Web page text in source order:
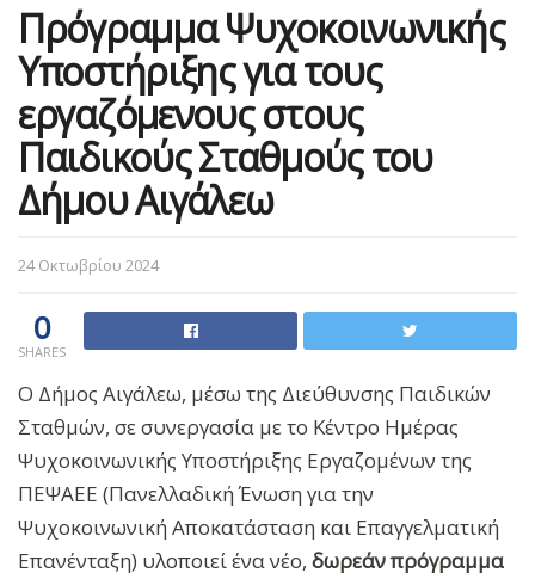
Πρόγραμμα Ψυχοκοινωνικής
Υποστήριξης για τους
εργαζόμενους στους
Παιδικούς Σταθμούς του
Δήμου Αιγάλεω
24 Οκτωβρίου 2024
0
SHARES
Ο Δήμος Αιγάλεω, μέσω της Διεύθυνσης Παιδικών
Σταθμών, σε συνεργασία με το Κέντρο Ημέρας
Ψυχοκοινωνικής Υποστήριξης Εργαζομένων της
ΠΕΨΑΕΕ (Πανελλαδική Ένωση για την
Ψυχοκοινωνική Αποκατάσταση και Επαγγελματική
Επανένταξη) υλοποιεί ένα νέο, δωρεάν πρόγραμμα